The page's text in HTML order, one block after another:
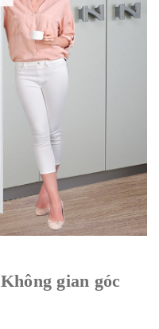
Không gian góc